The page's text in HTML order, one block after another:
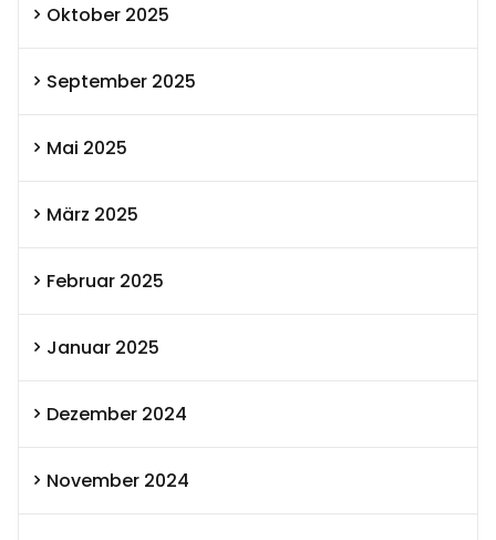
Oktober 2025
September 2025
Mai 2025
März 2025
Februar 2025
Januar 2025
Dezember 2024
November 2024